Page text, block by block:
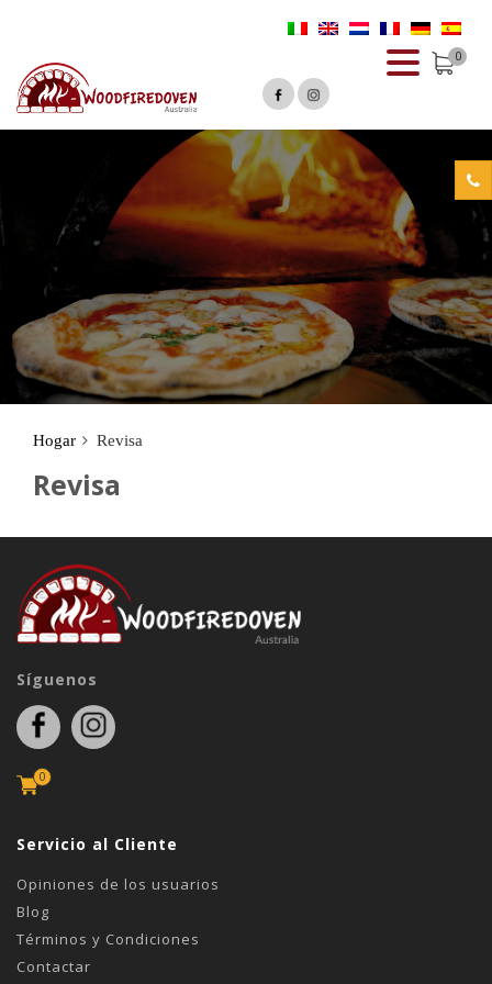
0
Hogar Revisa
Revisa
Síguenos
0
Servicio al Cliente
Opiniones de los usuarios
Blog
Términos y Condiciones
Contactar